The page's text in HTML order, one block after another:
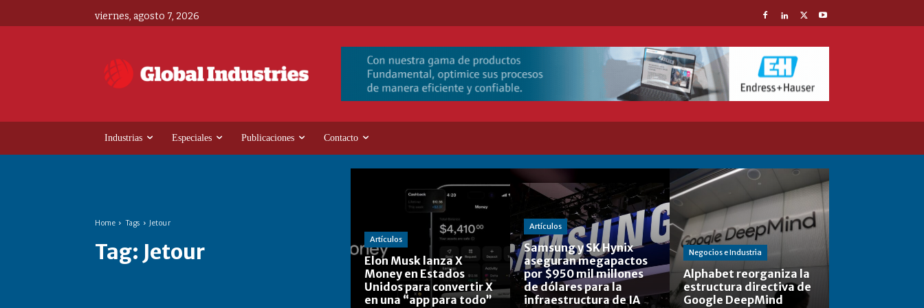
viernes, agosto 7, 2026
Industrias Especiales Publicaciones Contacto
Home Tags Jetour
Tag: Jetour Artículos
Elon Musk lanza X
Money en Estados
Unidos para convertir X
en una “app para todo”
Artículos
Samsung y SK Hynix
aseguran megapactos
por $950 mil millones
de dólares para la
infraestructura de IA
Negocios e Industria
Alphabet reorganiza la
estructura directiva de
Google DeepMind